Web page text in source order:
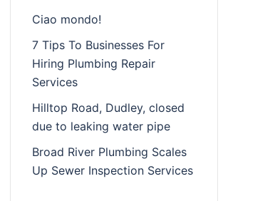
Ciao mondo!
7 Tips To Businesses For
Hiring Plumbing Repair
Services
Hilltop Road, Dudley, closed
due to leaking water pipe
Broad River Plumbing Scales
Up Sewer Inspection Services